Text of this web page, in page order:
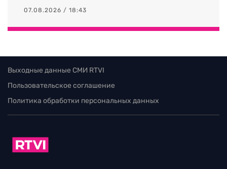
07.08.2026 / 18:43
Выходные данные СМИ RTVI
Пользовательское соглашение
Политика обработки персональных данных